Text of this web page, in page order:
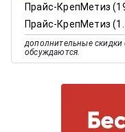
Прайс-КрепМетиз
Прайс-КрепМетиз
дополнительные скидки
обсуждаются.